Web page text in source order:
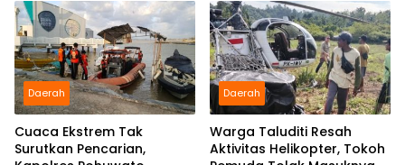
Daerah
Cuaca Ekstrem Tak
Surutkan Pencarian,
Daerah
Warga Taluditi Resah
Aktivitas Helikopter, Tokoh